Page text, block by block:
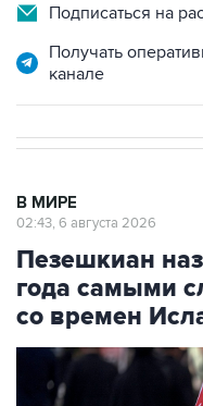
Подписаться на
Получать
канале
В МИРЕ
02:43, 6 августа 2026
Пезешкиан
года самыми
со времен